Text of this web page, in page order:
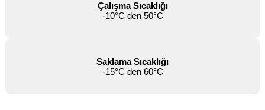
Çalışma Sıcaklığı
-10°C den 50°C
Saklama Sıcaklığı
-15°C den 60°C